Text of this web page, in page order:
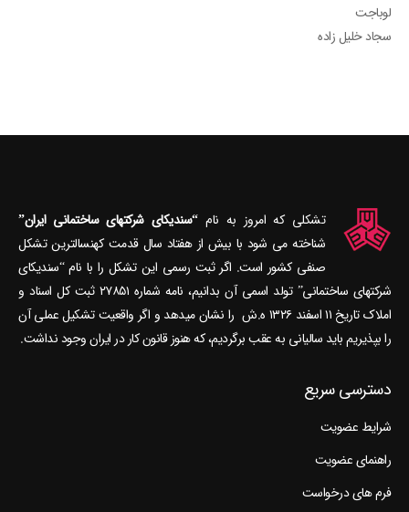
لوباجت
سجاد خلیل زاده
تشکلی که امروز به نام“سندیکای شرکتهای ساختمانی ایران”
شناخته می‎ شود با بیش از هفتاد سال قدمت کهنسال‎ترین تشکل
صنفی کشور است. اگر ثبت رسمی این تشکل را با نام “سندیکای
شرکتهای ساختمانی” تولد اسمی آن بدانیم، نامه شماره ۲۷۸۵۱ ثبت کل اسناد و
املاک تاریخ ۱۱ اسفند ۱۳۲۶ ه.ش را نشان می‎دهد و اگر واقعیت تشکیل عملی آن
را بپذیریم باید سالیانی به عقب برگردیم، که هنوز قانون کار در ایران وجود نداشت.
دسترسی سریع
شرایط عضویت
راهنمای عضویت
فرم های درخواست